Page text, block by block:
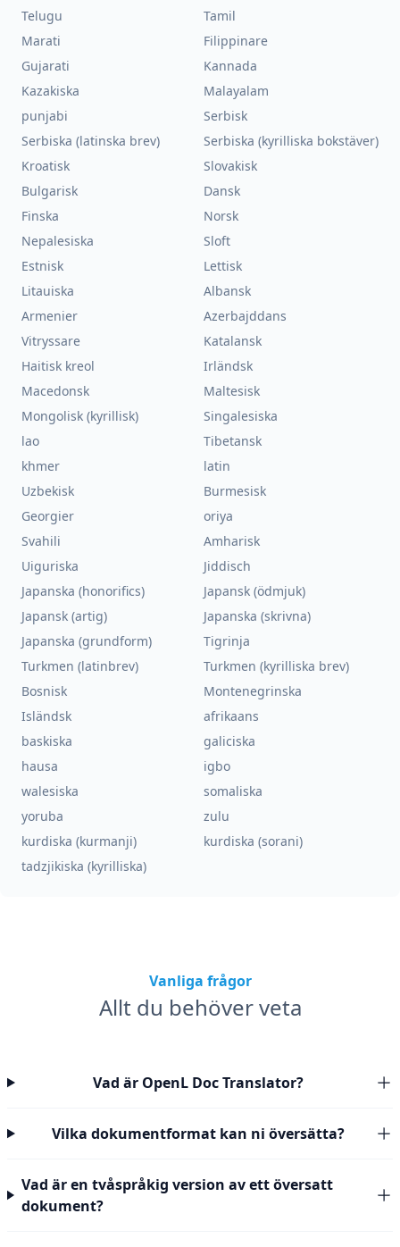
Telugu
Tamil
Marati
Filippinare
Gujarati
Kannada
Kazakiska
Malayalam
punjabi
Serbisk
Serbiska (latinska brev)
Serbiska (kyrilliska bokstäver)
Kroatisk
Slovakisk
Bulgarisk
Dansk
Finska
Norsk
Nepalesiska
Sloft
Estnisk
Lettisk
Litauiska
Albansk
Armenier
Azerbajddans
Vitryssare
Katalansk
Haitisk kreol
Irländsk
Macedonsk
Maltesisk
Mongolisk (kyrillisk)
Singalesiska
lao
Tibetansk
khmer
latin
Uzbekisk
Burmesisk
Georgier
oriya
Svahili
Amharisk
Uiguriska
Jiddisch
Japanska (honorifics)
Japansk (ödmjuk)
Japansk (artig)
Japanska (skrivna)
Japanska (grundform)
Tigrinja
Turkmen (latinbrev)
Turkmen (kyrilliska brev)
Bosnisk
Montenegrinska
Isländsk
afrikaans
baskiska
galiciska
hausa
igbo
walesiska
somaliska
yoruba
zulu
kurdiska (kurmanji)
kurdiska (sorani)
tadzjikiska (kyrilliska)
Vanliga frågor
Allt du behöver veta
Vad är OpenL Doc Translator?
Vilka dokumentformat kan ni översätta?
Vad är en tvåspråkig version av ett översatt
dokument?